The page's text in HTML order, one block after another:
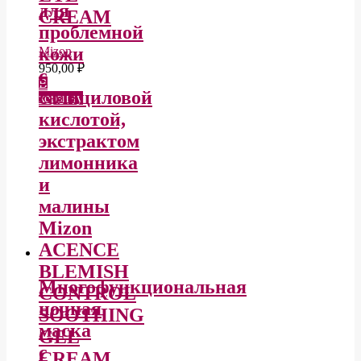
CREAM
Mizon
950,00₽
В
корзину
для
проблемной
кожи
с
салициловой
кислотой,
экстрактом
лимонника
и
малины
Mizon
ACENCE
BLEMISH
CONTROL
SOOTHING
GEL
Многофункциональная
ночная
маска
с